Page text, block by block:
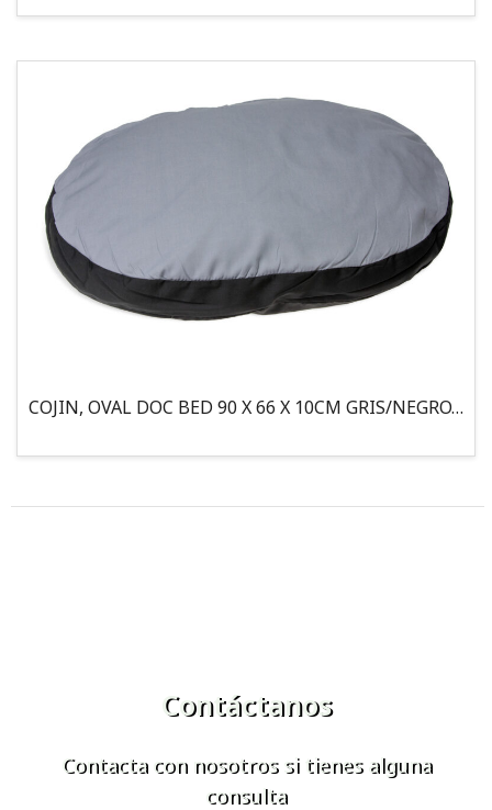
COJIN, OVAL DOC BED 90 X 66 X 10CM GRIS/NEGRO, 95°
Contáctanos
Contacta con nosotros si tienes alguna
consulta